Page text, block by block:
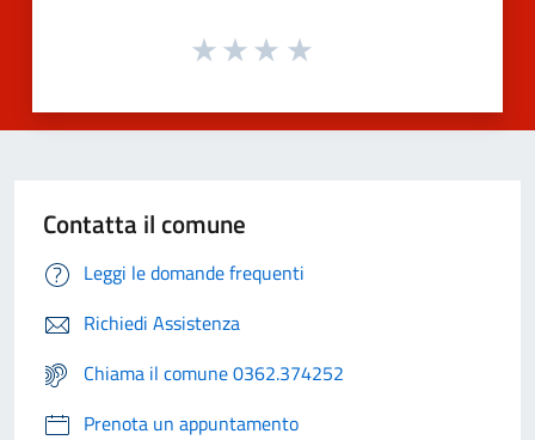
Contatta il comune
Leggi le domande frequenti
Richiedi Assistenza
Chiama il comune 0362.374252
Prenota un appuntamento